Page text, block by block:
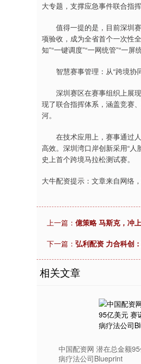
大专题，支撑应急事件联合指挥
值得一提的是，目前深圳赛
项验收，成为全省首个一次性
知”“一键调度”“一网统管”“一屏
智慧赛事管理：从“跨境协
深圳赛区在赛事组织上展现
现了联合指挥体系，涵盖竞赛
河。
在技术应用上，赛事通过人
高效。深圳湾口岸创新采用“人
史上首个跨境马拉松测试赛。
大牛配资提示：文章来自网络
上一篇： 億策略 马斯克，冲
下一篇： 弘利配资 力合科创
相关文章
中国配资网 潜在总金额
病疗法公司Blueprint